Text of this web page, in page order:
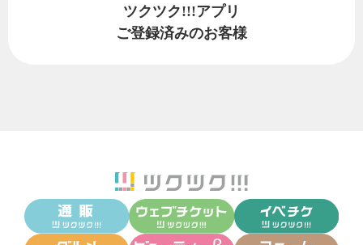
ツクツク!!!アプリ
ご登録済みのお客様